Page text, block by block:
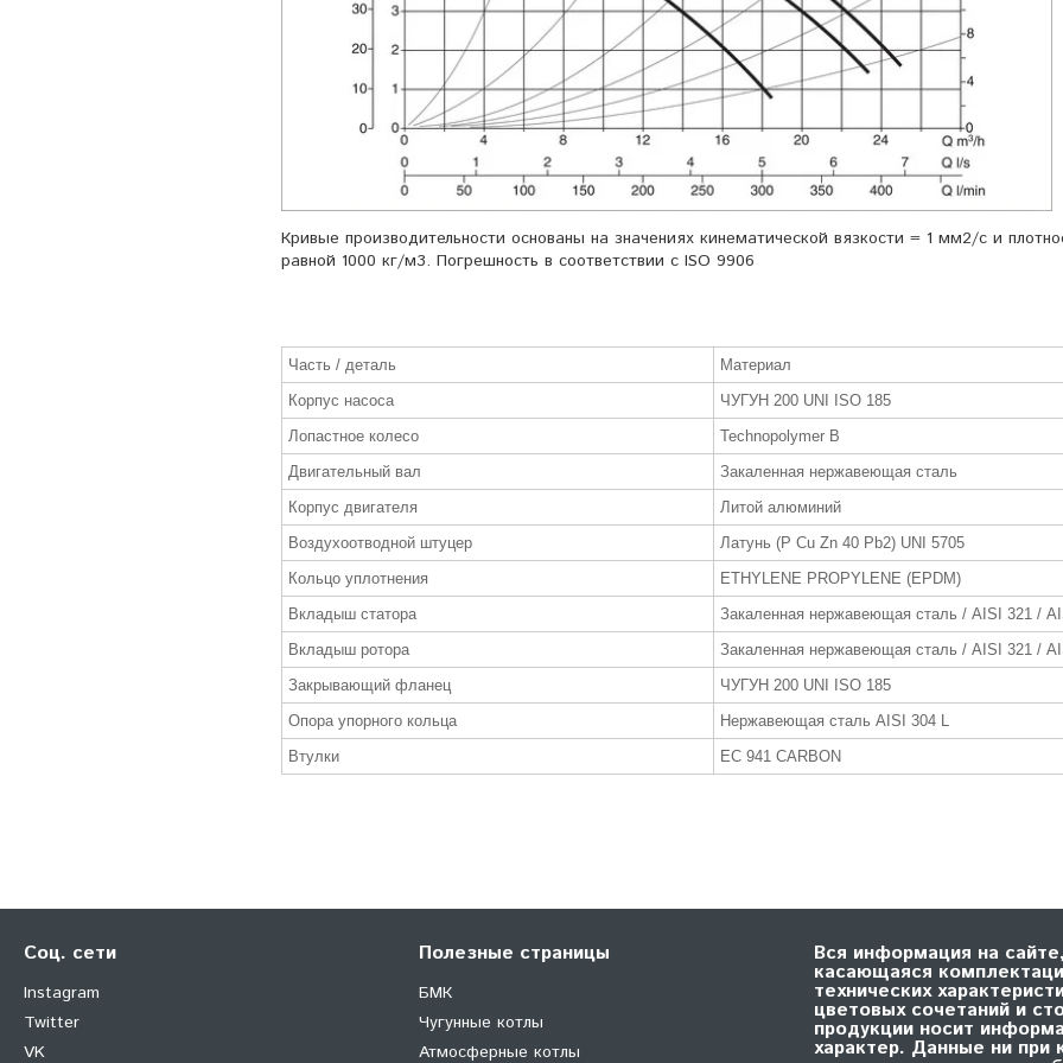
Кривые производительности основаны на значениях кинематической вязкости = 1 мм2/с и
равной 1000 кг/м3. Погрешность в соответствии с ISO 9906
Часть / деталь
Материал
Корпус насоса
ЧУГУН 200 UNI ISO 185
Лопастное колесо
Technopolymer B
Двигательный вал
Закаленная нержавеющая сталь
Корпус двигателя
Литой алюминий
Воздухоотводной штуцер
Латунь (P Cu Zn 40 Pb2) UNI 5705
Кольцо уплотнения
ETHYLENE PROPYLENE (EPDM)
Вкладыш статора
Закаленная нержавеющая сталь / AISI 321 /
Вкладыш ротора
Закаленная нержавеющая сталь / AISI 321 /
Закрывающий фланец
ЧУГУН 200 UNI ISO 185
Опора упорного кольца
Нержавеющая сталь AISI 304 L
Втулки
EC 941 CARBON
Соц. сети
Instagram
Twitter
VK
Полезные страницы
БМК
Чугунные котлы
Атмосферные котлы
Вся информация на
касающаяся
технических
цветовых сочетаний и
продукции носит
характер. Данные ни при